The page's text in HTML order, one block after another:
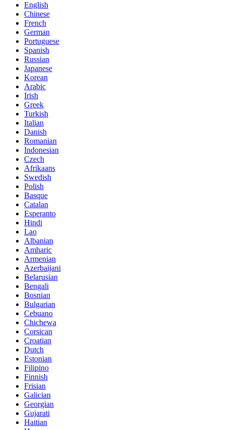
English
Chinese
French
German
Portuguese
Spanish
Russian
Japanese
Korean
Arabic
Irish
Greek
Turkish
Italian
Danish
Romanian
Indonesian
Czech
Afrikaans
Swedish
Polish
Basque
Catalan
Esperanto
Hindi
Lao
Albanian
Amharic
Armenian
Azerbaijani
Belarusian
Bengali
Bosnian
Bulgarian
Cebuano
Chichewa
Corsican
Croatian
Dutch
Estonian
Filipino
Finnish
Frisian
Galician
Georgian
Gujarati
Haitian